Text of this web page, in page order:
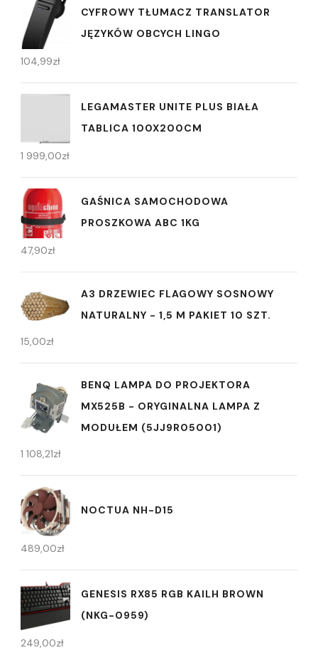
CYFROWY TŁUMACZ TRANSLATOR
JĘZYKÓW OBCYCH LINGO
104,99zł
LEGAMASTER UNITE PLUS BIAŁA
TABLICA 100X200CM
1 999,00zł
GAŚNICA SAMOCHODOWA
PROSZKOWA ABC 1KG
47,90zł
A3 DRZEWIEC FLAGOWY SOSNOWY
NATURALNY - 1,5 M PAKIET 10 SZT.
15,00zł
BENQ LAMPA DO PROJEKTORA
MX525B - ORYGINALNA LAMPA Z
MODUŁEM (5JJ9R05001)
1 108,21zł
NOCTUA NH-D15
489,00zł
GENESIS RX85 RGB KAILH BROWN
(NKG-0959)
249,00zł